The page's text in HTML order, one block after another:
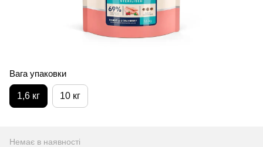
Вага упаковки
1,6 кг 10 кг
Немає в наявності